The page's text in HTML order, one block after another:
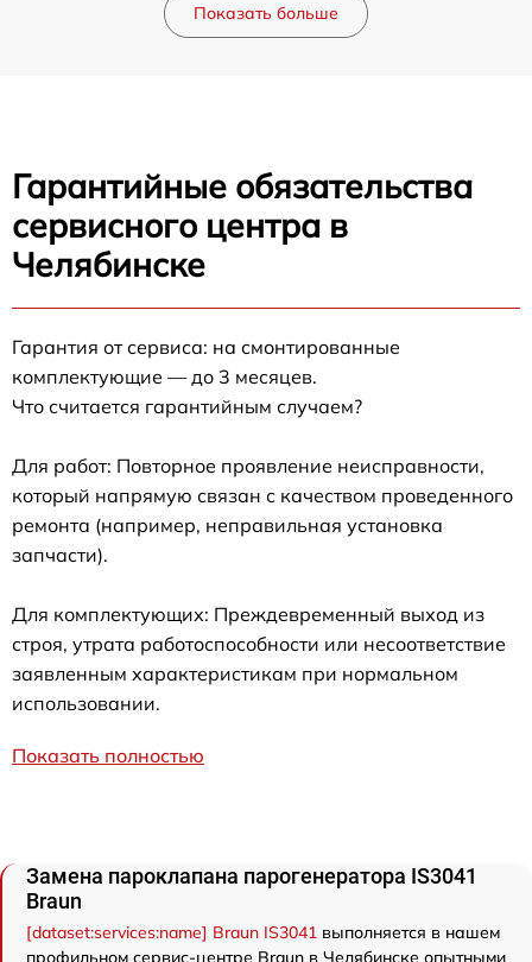
Показать больше
Гарантийные обязательства
сервисного центра в
Челябинске
Гарантия от сервиса: на смонтированные
комплектующие — до 3 месяцев.
Что считается гарантийным случаем?
Для работ: Повторное проявление неисправности,
который напрямую связан с качеством проведенного
ремонта (например, неправильная установка
запчасти).
Для комплектующих: Преждевременный выход из
строя, утрата работоспособности или несоответствие
заявленным характеристикам при нормальном
использовании.
Показать полностью
Замена пароклапана парогенератора IS3041
Braun
[dataset:services:name] Braun IS3041 выполняется в нашем
профильном сервис-центре Braun в Челябинске опытными